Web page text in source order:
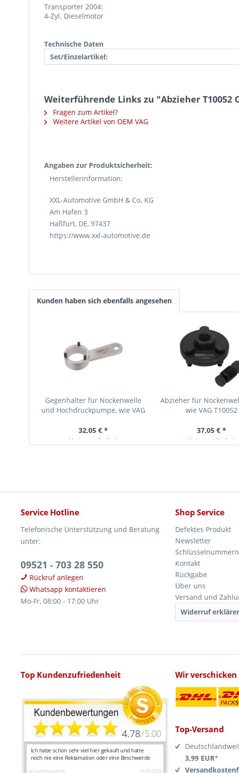
Transporter 2004:
4-Zyl. Dieselmotor
Technische Daten
Set/Einzelartikel:
Weiterführende Links zu "Abzieher T10052
Fragen zum Artikel?
Weitere Artikel von OEM VAG
Angaben zur Produktsicherheit:
Herstellerinformation:
XXL-Automotive GmbH & Co. KG
Am Hafen 3
Haßfurt, DE, 97437
https://www.xxl-automotive.de
Kunden haben sich ebenfalls angesehen
Gegenhalter für Nockenwelle
und Hochdruckpumpe, wie VAG
32,05 € *
Ab Lager lieferbar
Abzieher für
wie VAG T10052
37,05 € *
Ab Lager
Service Hotline
Telefonische Unterstützung und Beratung
unter:
09521 - 703 28 550
Rückruf anlegen
Whatsapp kontaktieren
Mo-Fr, 08:00 - 17:00 Uhr
Shop Service
Defektes Produkt
Newsletter
Schlüsselnummern
Kontakt
Rückgabe
Über uns
Versand und
Widerruf
Top Kundenzufriedenheit Wir
Top-Versand
3,99 EUR*